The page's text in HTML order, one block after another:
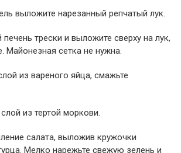
выложите нарезанный репчатый лук.
трески и выложите сверху на лук,
Майонезная сетка не нужна.
из вареного яйца, смажьте
из тертой моркови.
салата, выложив кружочки
Мелко нарежьте свежую зелень и